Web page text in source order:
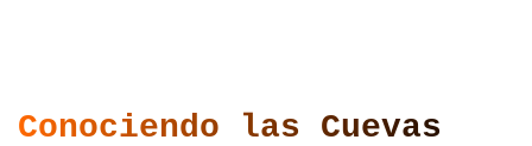
Conociendo las Cuevas